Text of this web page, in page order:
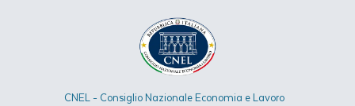
CNEL - Consiglio Nazionale Economia e Lavoro